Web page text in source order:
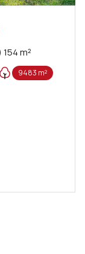
Maison 4 pièce(s) 2 chambre(s) 154 m²
9483 m²